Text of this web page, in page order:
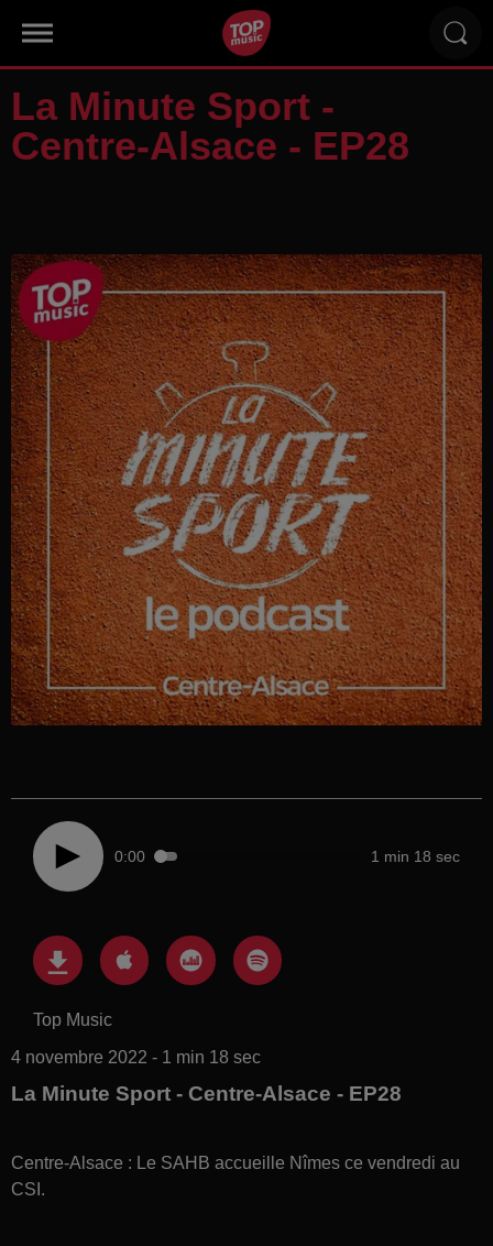
La Minute Sport -
Centre-Alsace - EP28
0:00 1 min 18 sec
Top Music
4 novembre 2022 - 1 min 18 sec
La Minute Sport - Centre-Alsace - EP28
Centre-Alsace : Le SAHB accueille Nîmes ce vendredi au
CSI.